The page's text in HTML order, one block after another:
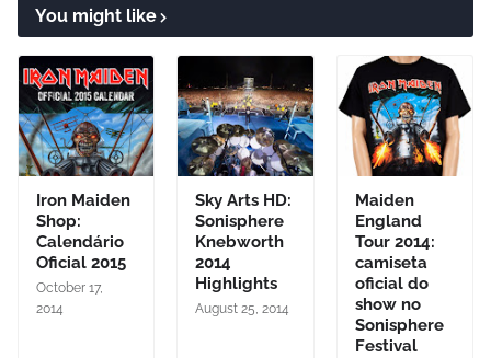
You might like
Iron Maiden
Shop:
Calendário
Oficial 2015
October 17,
2014
Sky Arts HD:
Sonisphere
Knebworth
2014
Highlights
August 25, 2014
Maiden
England
Tour 2014:
camiseta
oficial do
show no
Sonisphere
Festival